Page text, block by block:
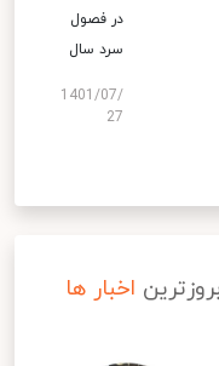
در فصول
سرد سال
1401/07/
27
اخبار ها